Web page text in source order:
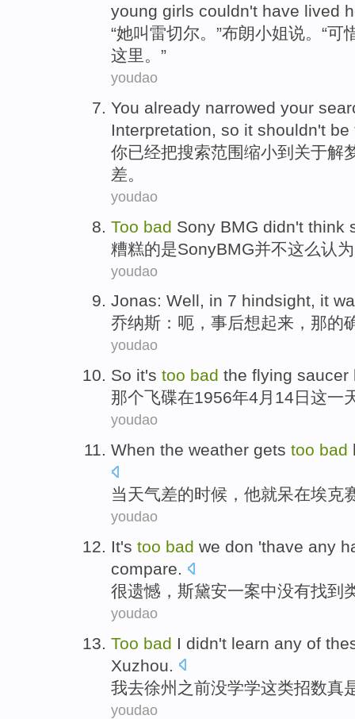
young girls couldn't have lived
“她叫雷切尔。”布朗小姐说。“
这里。”
youdao
You already narrowed your
Interpretation, so it shouldn't be
你已经把搜索范围缩小到 关于解
差。
youdao
Too bad Sony BMG didn't think
糟糕的是SonyBMG并不这么认为
youdao
Jonas: Well, in 7 hindsight, it
乔纳斯 ： 呃 ， 事后想起来， 那的
youdao
So it's too bad the flying saucer
那个飞碟在1956年4月 14 日 这一
youdao
When the weather gets too bad
当天气差的时候， 他就呆在埃克
youdao
It's too bad we don 'thave any
compare.
很遗憾，斯黛安一案中没有找到
youdao
Too bad I didn't learn any of
Xuzhou
我去徐州 之前没学学这类招数真
youdao